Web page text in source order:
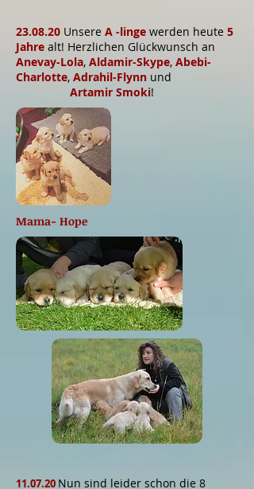
23.08.20 Unsere A -linge werden heute 5
Jahre alt! Herzlichen Glückwunsch an
Anevay-Lola, Aldamir-Skype, Abebi-
Charlotte, Adrahil-Flynn und
Artamir Smoki!
Mama- Hope
11.07.20 Nun sind leider schon die 8